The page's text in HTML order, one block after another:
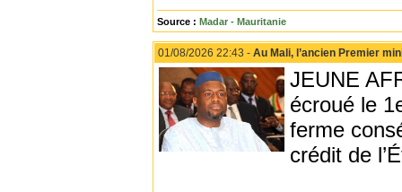
Source : Madar - Mauritanie
01/08/2026 22:43 - Au Mali, l’ancien Premier
JEUNE
écroué le
ferme
crédit de